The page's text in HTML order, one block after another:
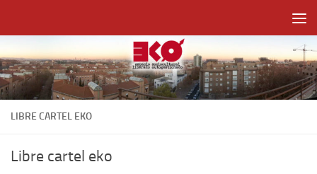
LIBRE CARTEL EKO
Libre cartel eko